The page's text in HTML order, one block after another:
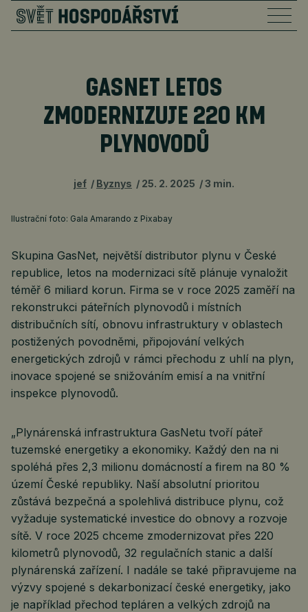
GASNET LETOS
ZMODERNIZUJE 220 KM
PLYNOVODŮ
jef Byznys 25. 2. 2025 3 min.
Ilustrační foto: Gala Amarando z Pixabay
Skupina GasNet, největší distributor plynu v České
republice, letos na modernizaci sítě plánuje vynaložit
téměř 6 miliard korun. Firma se v roce 2025 zaměří na
rekonstrukci páteřních plynovodů i místních
distribučních sítí, obnovu infrastruktury v oblastech
postižených povodněmi, připojování velkých
energetických zdrojů v rámci přechodu z uhlí na plyn,
inovace spojené se snižováním emisí a na vnitřní
inspekce plynovodů.
„Plynárenská infrastruktura GasNetu tvoří páteř
tuzemské energetiky a ekonomiky. Každý den na ni
spoléhá přes 2,3 milionu domácností a firem na 80 %
území České republiky. Naší absolutní prioritou
zůstává bezpečná a spolehlivá distribuce plynu, což
vyžaduje systematické investice do obnovy a rozvoje
sítě. V roce 2025 chceme zmodernizovat přes 220
kilometrů plynovodů, 32 regulačních stanic a další
plynárenská zařízení. I nadále se také připravujeme na
výzvy spojené s dekarbonizací české energetiky, jako
je například přechod tepláren a velkých zdrojů na